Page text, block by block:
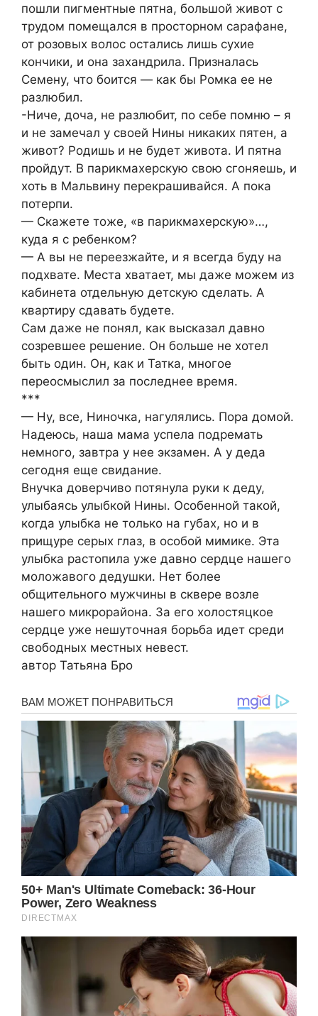
пошли пигментные пятна, большой живот с
трудом помещался в просторном сарафане,
от розовых волос остались лишь сухие
кончики, и она захандрила. Призналась
Семену, что боится — как бы Ромка ее не
разлюбил.
-Ниче, доча, не разлюбит, по себе помню – я
и не замечал у своей Нины никаких пятен, а
живот? Родишь и не будет живота. И пятна
пройдут. В парикмахерскую свою сгоняешь, и
хоть в Мальвину перекрашивайся. А пока
потерпи.
— Скажете тоже, «в парикмахерскую»…,
куда я с ребенком?
— А вы не переезжайте, и я всегда буду на
подхвате. Места хватает, мы даже можем из
кабинета отдельную детскую сделать. А
квартиру сдавать будете.
Сам даже не понял, как высказал давно
созревшее решение. Он больше не хотел
быть один. Он, как и Татка, многое
переосмыслил за последнее время.
***
— Ну, все, Ниночка, нагулялись. Пора домой.
Надеюсь, наша мама успела подремать
немного, завтра у нее экзамен. А у деда
сегодня еще свидание.
Внучка доверчиво потянула руки к деду,
улыбаясь улыбкой Нины. Особенной такой,
когда улыбка не только на губах, но и в
прищуре серых глаз, в особой мимике. Эта
улыбка растопила уже давно сердце нашего
моложавого дедушки. Нет более
общительного мужчины в сквере возле
нашего микрорайона. За его холостяцкое
сердце уже нешуточная борьба идет среди
свободных местных невест.
автор Татьяна Бро